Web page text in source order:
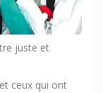
juste et
ceux qui ont